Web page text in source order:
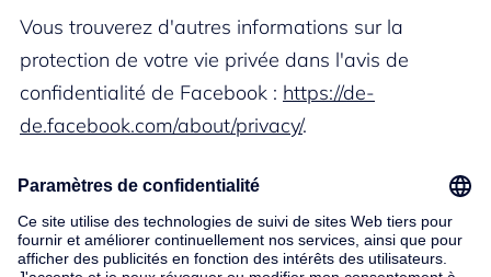
Vous trouverez d'autres informations sur la
protection de votre vie privée dans l'avis de
confidentialité de Facebook : https://de-
de.facebook.com/about/privacy/.
Vous pouvez également désactiver la fonction de
remarketing « Custom Audiences » dans la
section Paramètres despublicités à l'adresse